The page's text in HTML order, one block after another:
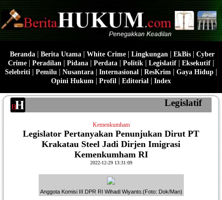
Beranda| Berita Utama| White Crime| Lingkungan | EkBis| Cyber
Crime | Peradilan | Pidana | Perdata | Politik | Legislatif | Eksekutif |
Selebriti | Pemilu | Nusantara | Internasional | ResKrim | Gaya Hidup |
Opini Hukum | Profil | Editorial | Index
Legislatif
Kemenkumham
Legislator Pertanyakan Penunjukan Dirut PT
Krakatau Steel Jadi Dirjen Imigrasi
Kemenkumham RI
2022-12-29 13:31:09
Anggota Komisi III DPR RI Wihadi Wiyanto.(Foto: Dok/Man)